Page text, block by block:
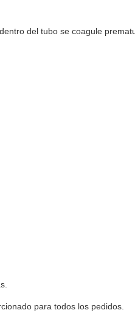
del tubo se coagule
para todos los pedidos.